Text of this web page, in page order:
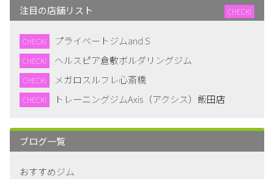
注目の店舗リスト CHECK!
CHECK! プライベートジムand S
CHECK! ヘルスピア倉敷ボルダリングジム
CHECK! メガロスルフレ心斎橋
CHECK! トレーニングジムAxis（アクシス）飯田店
ブログ一覧
おすすめジム